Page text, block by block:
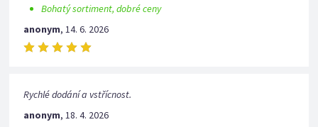
Bohatý sortiment, dobré ceny
anonym,14. 6. 2026
Rychlé dodání a vstřícnost.
anonym,18. 4. 2026